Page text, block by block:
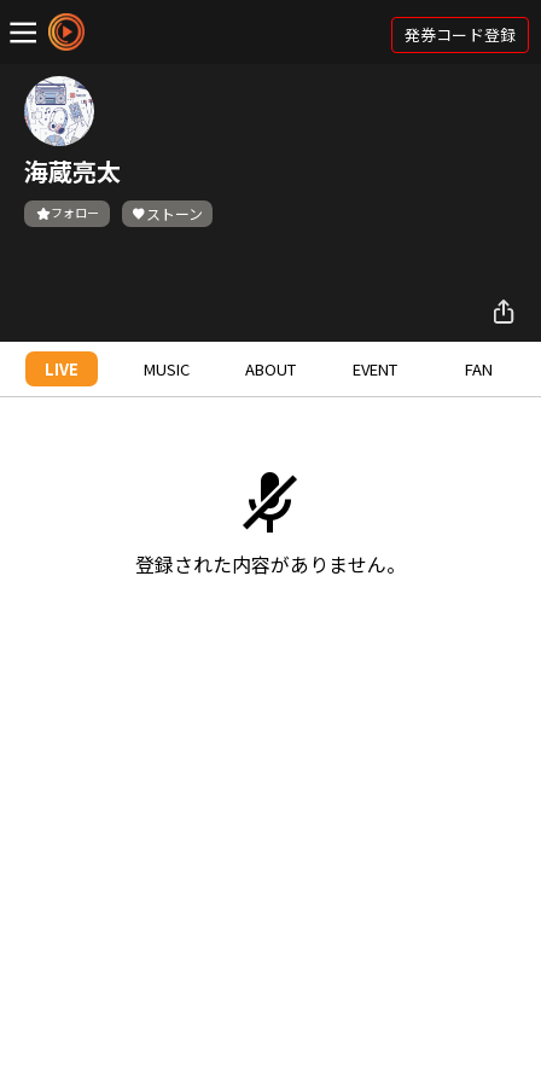
発券コード登録
海蔵亮太
フォロー ストーン
LIVE MUSIC ABOUT EVENT FAN
登録された内容がありません。